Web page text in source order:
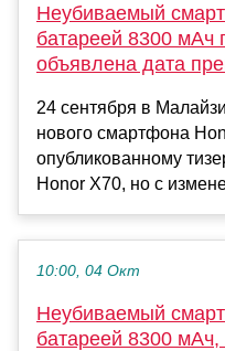
Неубиваемый
батареей 8300 мАч
объявлена дата
24 сентября в
нового смартфона
опубликованному
Honor X70, но с
10:00, 04 Окт
Неубиваемый
батареей 8300